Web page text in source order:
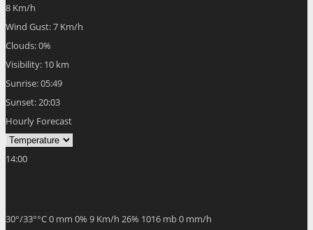
8 Km/h
Wind Gust:7 Km/h
Clouds:0%
Visibility: 10 km
Sunrise:05:49
Sunset:20:03
Hourly Forecast
14:00
30°/33°°C0 mm 0% 9 Km/h 26% 1016 mb0 mm/h